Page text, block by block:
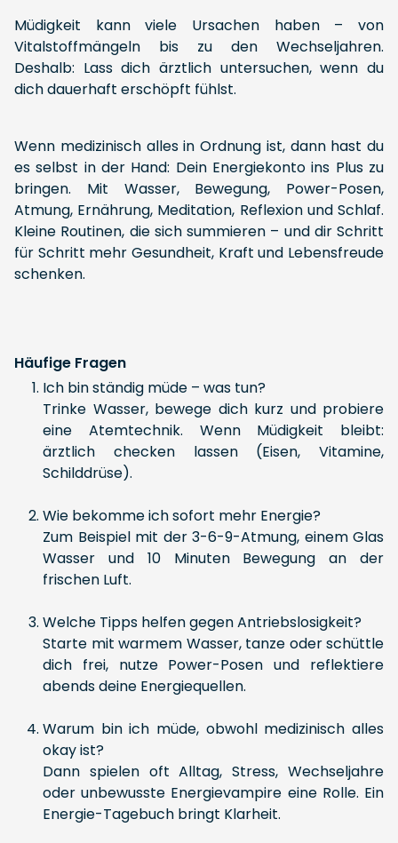
Müdigkeit kann viele Ursachen haben – von
Vitalstoffmängeln bis zu den Wechseljahren.
Deshalb: Lass dich ärztlich untersuchen, wenn du
dich dauerhaft erschöpft fühlst.
Wenn medizinisch alles in Ordnung ist, dann hast du
es selbst in der Hand: Dein Energiekonto ins Plus zu
bringen. Mit Wasser, Bewegung, Power-Posen,
Atmung, Ernährung, Meditation, Reflexion und Schlaf.
Kleine Routinen, die sich summieren – und dir Schritt
für Schritt mehr Gesundheit, Kraft und Lebensfreude
schenken.
Häufige Fragen
Ich bin ständig müde – was tun?
Trinke Wasser, bewege dich kurz und probiere
eine Atemtechnik. Wenn Müdigkeit bleibt:
ärztlich checken lassen (Eisen, Vitamine,
Schilddrüse).
Wie bekomme ich sofort mehr Energie?
Zum Beispiel mit der 3-6-9-Atmung, einem Glas
Wasser und 10 Minuten Bewegung an der
frischen Luft.
Welche Tipps helfen gegen Antriebslosigkeit?
Starte mit warmem Wasser, tanze oder schüttle
dich frei, nutze Power-Posen und reflektiere
abends deine Energiequellen.
Warum bin ich müde, obwohl medizinisch alles
okay ist?
Dann spielen oft Alltag, Stress, Wechseljahre
oder unbewusste Energievampire eine Rolle. Ein
Energie-Tagebuch bringt Klarheit.